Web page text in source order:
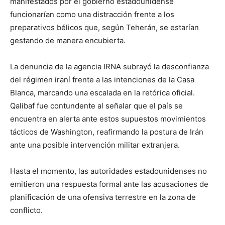
funcionarían como una distracción frente a los
preparativos bélicos que, según Teherán, se estarían
gestando de manera encubierta.
La denuncia de la agencia IRNA subrayó la desconfianza
del régimen iraní frente a las intenciones de la Casa
Blanca, marcando una escalada en la retórica oficial.
Qalibaf fue contundente al señalar que el país se
encuentra en alerta ante estos supuestos movimientos
tácticos de Washington, reafirmando la postura de Irán
ante una posible intervención militar extranjera.
Hasta el momento, las autoridades estadounidenses no
emitieron una respuesta formal ante las acusaciones de
planificación de una ofensiva terrestre en la zona de
conflicto.